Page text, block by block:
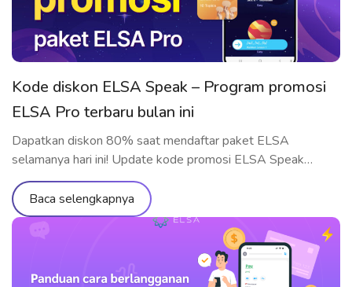
Kode diskon ELSA Speak – Program promosi
ELSA Pro terbaru bulan ini
Dapatkan diskon 80% saat mendaftar paket ELSA
selamanya hari ini! Update kode promosi ELSA Speak
terbaru dan tercepat bulanan di sini.
Baca selengkapnya